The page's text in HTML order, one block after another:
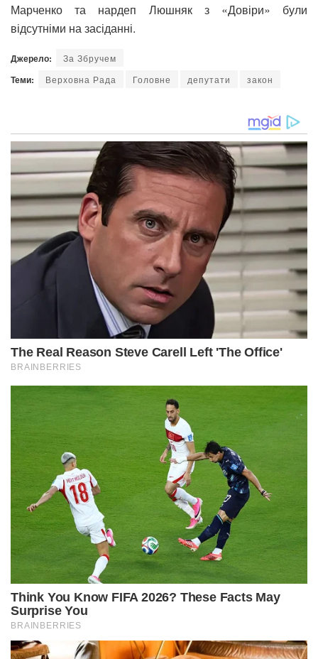
Марченко та нардеп Люшняк з «Довіри» були
відсутніми на засіданні.
Джерело: За Збручем
Теми: Верховна Рада Головне депутати закон